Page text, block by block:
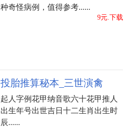
种奇怪病例，值得参考......
9元.下载
投胎推算秘本_三世演禽
起人字例花甲纳音歌六十花甲推人
出生年号出世吉日十二生肖出生时
辰......